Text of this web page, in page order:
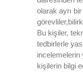
olarak ayrı
Bu kişiler,
tedbirlerle
incelemelerin
kişilerin bilgi